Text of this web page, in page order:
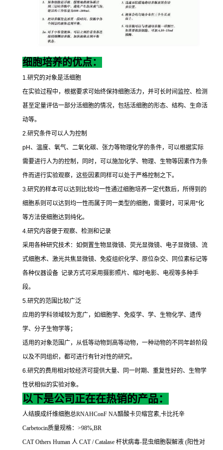
细胞培养的优点：
1.研究的对象是活细胞
在实验过程中，根据要求可始终保持细胞活力，并可长时间监控、检测
甚至定量评估一部分活细胞的情况，包括活细胞的形态、结构、生命活
动等。
2.研究条件可以人为控制
pH、温度、氧气、二氧化碳、张力等物理化学的条件，可以根据实际
需要进行人为的控制，同时，可以施加化学、物理、生物等因素作为条
件而进行实验观察，这些因素同样可以处于严格控制之下。
3.研究的样本可以达到比较均一性通过细胞培养一定代数后，所得到的
细胞系则可以达到均一性而属于同一类型的细胞，需要时，可采用*化
等方法使细胞达到纯化。
4.研究内容便于观察、检测和记录
采用各种研究技术：如倒置生物显微镜、荧光显微镜、电子显微镜、流
式细胞术、激光共焦显微镜、免疫组织化学、原位杂交、同位素标记等
各种仪器设备 记录方式可采用摄影照片、缩时电影、电视等多种手
段。
5.研究的范围比较广泛
应用的学科领域较为宽广，如细胞学、免疫学、学、生物化学、遗传
学、分子生物学等；
适用的对象范围广，从低等动物到高等动物，一种动物的不同年龄阶段
以及不同组织，都可进行有针对性的研究。
6.研究的费用相对较经济可提供大量、同一时期、重复性好的、生物学
性状相似的实验对象。
以下是公司正在在热销的产品：
人结膜成纤维细胞总RNAHConF NA醋酸卡贝缩宫素,卡比托辛
Carbetocin质量规格： >98%,BR
CAT Others Human 人 CAT / Catalase 杆状病毒-昆虫细胞裂解液 (阳性对